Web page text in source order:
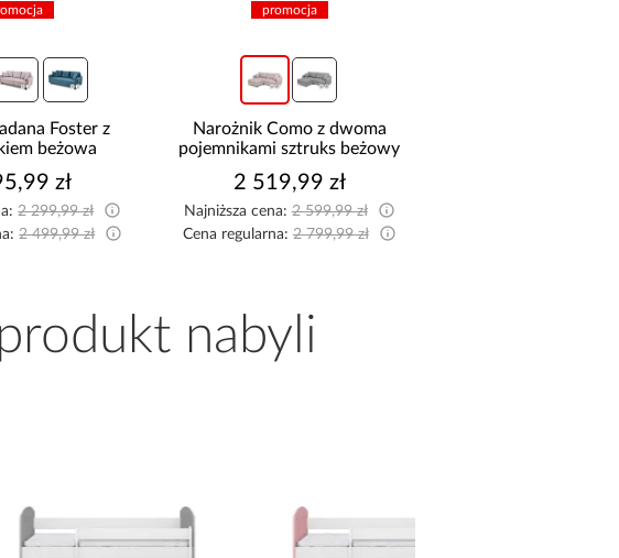
z dwoma
sztruks beżowy
zł
2 599,99 zł
2 799,99 zł
Szafa Palermo 250
kaszmir/lustro
1 699,00 zł
nabyli